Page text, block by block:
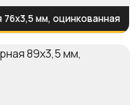
76x3,5 мм, оцинкованная